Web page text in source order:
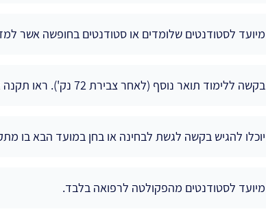
מיועד לסטודנטים שלומדים או סטודנטים בחופשה אשר למדו לפחות 2
בקשה ללימוד תואר נוסף (לאחר צבירת 72 נק'). ראו תקנה 3.2.2 בקטלוג
יוכלו להגיש בקשה לגשת לבחינה או בחן במועד הבא בו
מיועד לסטודנטים מהפקולטה לרפואה בלבד.